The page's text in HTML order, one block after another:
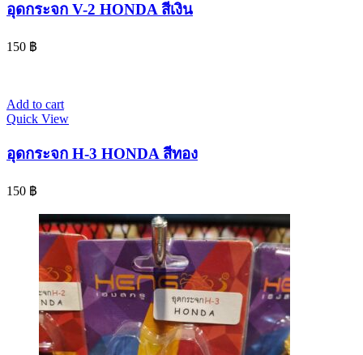
อุดกระจก V-2 HONDA สีเงิน
150 ฿
Add to cart
Quick View
อุดกระจก H-3 HONDA สีทอง
150 ฿